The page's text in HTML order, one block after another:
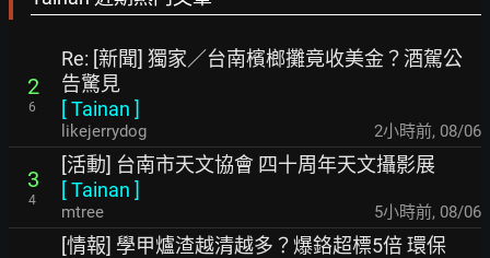
2
6
Re: [新聞] 獨家／台南檳榔攤竟收美金？酒駕公
告驚見
[Tainan ]
likejerrydog 2小時前, 08/06
3
4
[活動] 台南市天文協會 四十周年天文攝影展
[Tainan ]
mtree 5小時前, 08/06
[情報] 學甲爐渣越清越多？爆鉻超標5倍 環保